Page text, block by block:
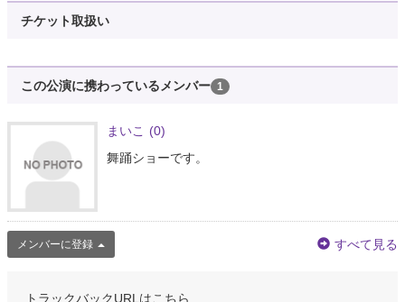
チケット取扱い
この公演に携わっているメンバー 1
まいこ
(0)
舞踊ショーです。
メンバーに登録 すべて見る
トラックバックURLはこちら